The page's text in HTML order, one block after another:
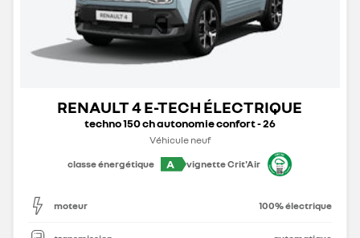
RENAULT 4 E-TECH ÉLECTRIQUE
techno 150 ch autonomie confort - 26
Véhicule neuf
classe énergétique
A vignette Crit'Air
moteur 100% électrique